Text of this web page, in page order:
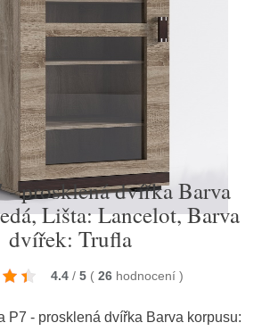
prosklená dvířka Barva
Lišta: Lancelot, Barva
dvířek: Trufla
4.4 / 5 ( 26 hodnocení )
P7 - prosklená dvířka Barva korpusu: